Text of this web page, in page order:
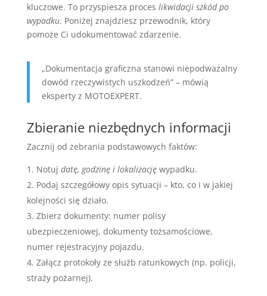
kluczowe. To przyspiesza proces likwidacji szkód po
wypadku. Poniżej znajdziesz przewodnik, który
pomoże Ci udokumentować zdarzenie.
„Dokumentacja graficzna stanowi niepodważalny
dowód rzeczywistych uszkodzeń” – mówią
eksperty z MOTOEXPERT.
Zbieranie niezbędnych informacji
Zacznij od zebrania podstawowych faktów:
Notuj datę, godzinę i lokalizacjęwypadku.
Podaj szczegółowy opis sytuacji – kto, co i w jakiej
kolejności się działo.
Zbierz dokumenty: numer polisy
ubezpieczeniowej, dokumenty tożsamościowe,
numer rejestracyjny pojazdu.
Załącz protokoły ze służb ratunkowych (np. policji,
straży pożarnej).